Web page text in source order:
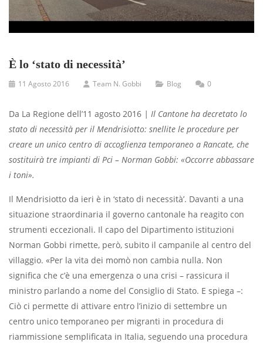
È lo ‘stato di necessità’
11 Agosto 2016 Team N. Gobbi Blog 0
Da La Regione dell’11 agosto 2016 | Il Cantone ha decretato lo
stato di necessità per il Mendrisiotto: snellite le procedure per
creare un unico centro di accoglienza temporaneo a Rancate, che
sostituirà tre impianti di Pci – Norman Gobbi: «Occorre abbassare
i toni».
Il Mendrisiotto da ieri è in ‘stato di necessità’. Davanti a una
situazione straordinaria il governo cantonale ha reagito con
strumenti eccezionali. Il capo del Dipartimento istituzioni
Norman Gobbi rimette, però, subito il campanile al centro del
villaggio. «Per la vita dei momò non cambia nulla. Non
signiﬁca che c’è una emergenza o una crisi – rassicura il
ministro parlando a nome del Consiglio di Stato. E spiega –:
Ciò ci permette di attivare entro l’inizio di settembre un
centro unico temporaneo per migranti in procedura di
riammissione sempliﬁcata in Italia, seguendo una procedura